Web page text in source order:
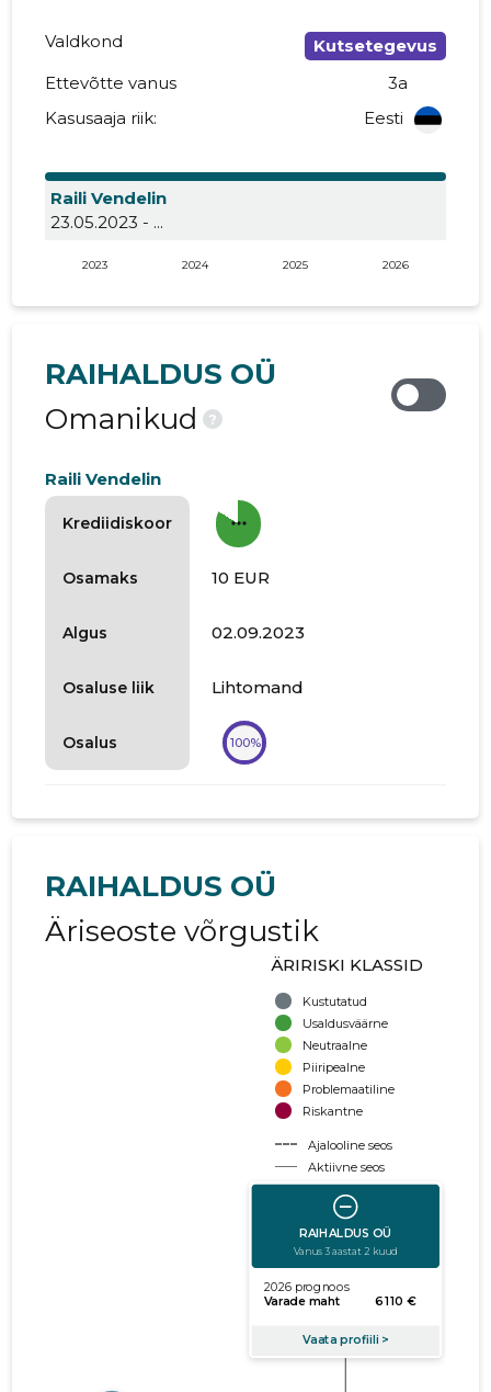
Valdkond
Kutsetegevus
Ettevõtte vanus
3a
Kasusaaja riik:
Eesti
Raili Vendelin
23.05.2023 - ...
2023 2024 2025 2026
RAIHALDUS OÜ
Omanikud
?
Krediidiskoor
Osamaks
Algus
Osaluse liik
Osalus
Raili Vendelin
more_horiz
10 EUR
02.09.2023
Lihtomand
100%
RAIHALDUS OÜ
Äriseoste võrgustik
ÄRIRISKI KLASSID
Kustutatud
Usaldusväärne
Neutraalne
Piiripealne
Problemaatiline
Riskantne
Ajalooline seos
Aktiivne seos
käibe suurus
võla suurus
Seoste laiendamine